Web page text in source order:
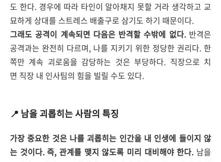
도 한다. 경우에 따라 타인이 알아채지 못할 거라 생각하고 교
묘하게 상대를 스트레스 배출구로 삼기도 하기 때문이다.
그래도 공격이 계속되면 다음은 반격할 수밖에 없다.반격은
공격과는 완전히 다르며, 나를 지키기 위한 정당한 권리다. 한
쪽만 계속 괴로움을 감당하는 것은 부당하다. 직장으로 치
면 직장 내 인사팀의 힘을 빌릴 수도 있다.
📍 남을 괴롭히는 사람의 특징
가장 중요한 것은 나를 괴롭히는 인간을 내 인생에 들이지 않
는 것이다. 즉, 관계를 맺지 않도록 미리 대비해야 한다. 남을